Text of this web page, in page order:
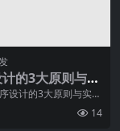
的3大原则与实
设计的3大原则与实
、便捷、个性化的应
随着移动
14